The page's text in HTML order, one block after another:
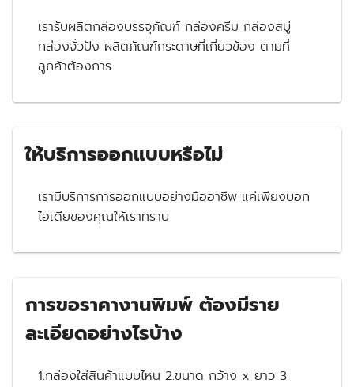
เรารับผลิตกล่องบรรจุภัณฑ์ กล่องครีม กล่องสบู่
กล่องจั่วปัง ผลิตภัณฑ์กระดาษที่เกี่ยวข้อง ตามที่
ลูกค้าต้องการ
ให้บริการออกแบบหรือไม่
เรามีบริการการออกแบบอย่างมืออาชีพ แค่เพียงบอก
ไอเดียของคุณให้เราทราบ
การขอราคางานพิมพ์ ต้องมีราย
ละเอียดอย่างไรบ้าง
1.กล่องใส่สินค้าแบบไหน 2.ขนาด กว้าง x ยาว 3